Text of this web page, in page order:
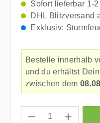
Sofort lieferbar 1-
DHL Blitzversand
Exklusiv:
Bestelle innerhalb
und du erhältst
zwischen dem
Produkt